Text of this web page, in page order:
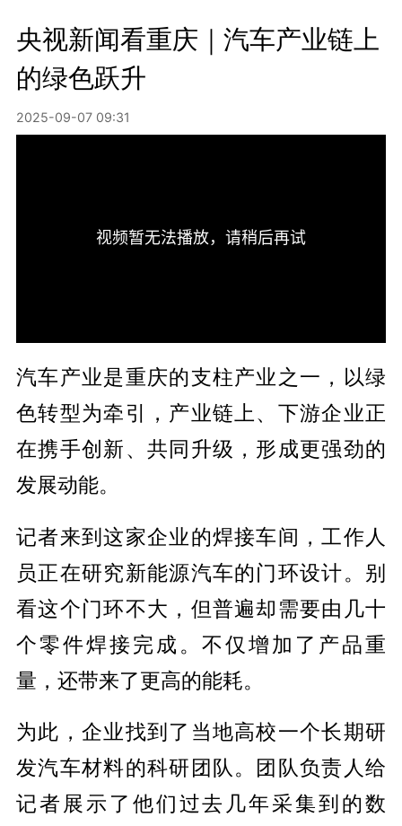
央视新闻看重庆｜汽车产业链上
的绿色跃升
2025-09-07 09:31
汽车产业是重庆的支柱产业之一，以绿
色转型为牵引，产业链上、下游企业正
在携手创新、共同升级，形成更强劲的
发展动能。
记者来到这家企业的焊接车间，工作人
员正在研究新能源汽车的门环设计。别
看这个门环不大，但普遍却需要由几十
个零件焊接完成。不仅增加了产品重
量，还带来了更高的能耗。
为此，企业找到了当地高校一个长期研
发汽车材料的科研团队。团队负责人给
记者展示了他们过去几年采集到的数